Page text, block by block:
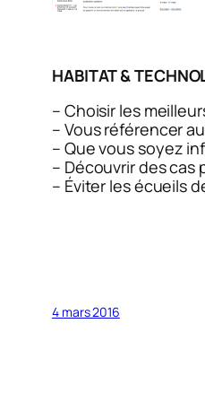
HABITAT &
– Choisir les
– Vous référencer
– Que vous soyez
– Découvrir des cas
– Éviter les écueils
4 mars 2016